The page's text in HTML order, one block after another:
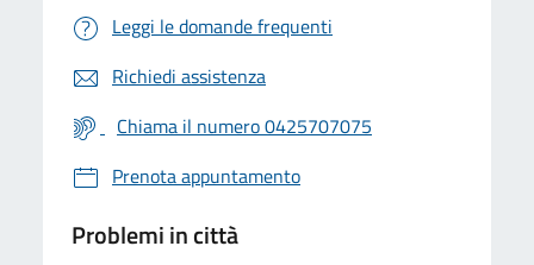
Leggi le domande frequenti
Richiedi assistenza
Chiama il numero 0425707075
Prenota appuntamento
Problemi in città